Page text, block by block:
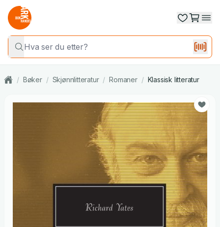
/ Bøker / Skjønnlitteratur / Romaner / Klassisk litteratur